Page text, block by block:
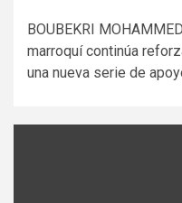
BOUBEKRI
marroquí continúa
una nueva serie de